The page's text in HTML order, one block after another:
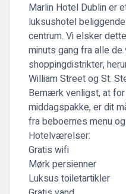
Marlin Hotel Dublin er
luksushotel
centrum. Vi elsker
minuts gang fra alle
shoppingdistrikter,
William Street og St.
Bemærk venligst, at
middagspakke, er dit
fra beboernes menu
Hotelværelser:
Gratis wifi
Mørk persienner
Luksus toiletartikler